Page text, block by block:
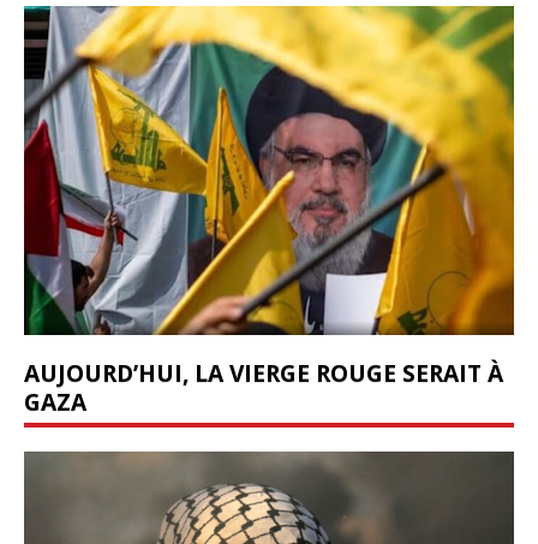
AUJOURD’HUI, LA VIERGE ROUGE SERAIT À
GAZA